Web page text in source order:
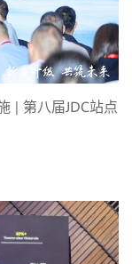
| 第八届JDC站点